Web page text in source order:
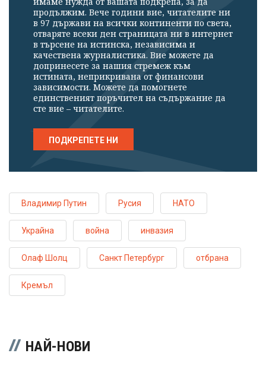
продължим. Вече години вие, читателите ни
в 97 държави на всички континенти по света,
отваряте всеки ден страницата ни в интернет
в търсене на истинска, независима и
качествена журналистика. Вие можете да
допринесете за нашия стремеж към
истината, неприкривана от финансови
зависимости. Можете да помогнете
единственият поръчител на съдържание да
сте вие – читателите.
ПОДКРЕПЕТЕ НИ
Владимир Путин Русия НАТО
Украйна война инвазия
Олаф Шолц Санкт Петербург отбрана
Кремъл
НАЙ-НОВИ